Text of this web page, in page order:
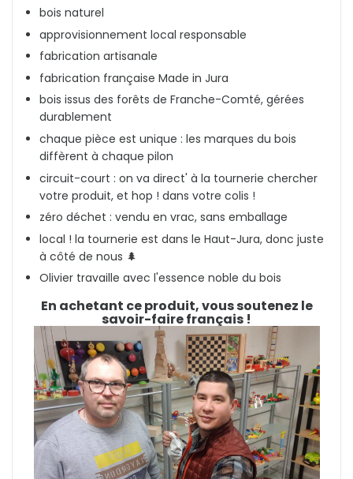
bois naturel
approvisionnement local responsable
fabrication artisanale
fabrication française Made in Jura
bois issus des forêts de Franche-Comté, gérées
durablement
chaque pièce est unique : les marques du bois
diffèrent à chaque pilon
circuit-court : on va direct' à la tournerie chercher
votre produit, et hop ! dans votre colis !
zéro déchet : vendu en vrac, sans emballage
local ! la tournerie est dans le Haut-Jura, donc juste
à côté de nous 🌲
Olivier travaille avec l'essence noble du bois
En achetant ce produit, vous soutenez le
savoir-faire français !